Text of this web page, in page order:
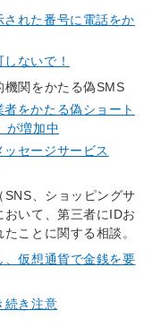
れた番号に電話をか
ないで！
機関をかたる偽SMS
をかたる偽ショート
が増加中
セージサービス
、ショッピングサ
いて、第三者にIDお
ことに関する相談。
仮想通貨で金銭を要
続き注意